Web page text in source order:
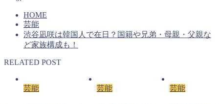
HOME
芸能
渋谷凪咲は韓国人で在日？国籍や兄弟・母親・父親な
ど家族構成も！
RELATED POST
芸能 芸能 芸能